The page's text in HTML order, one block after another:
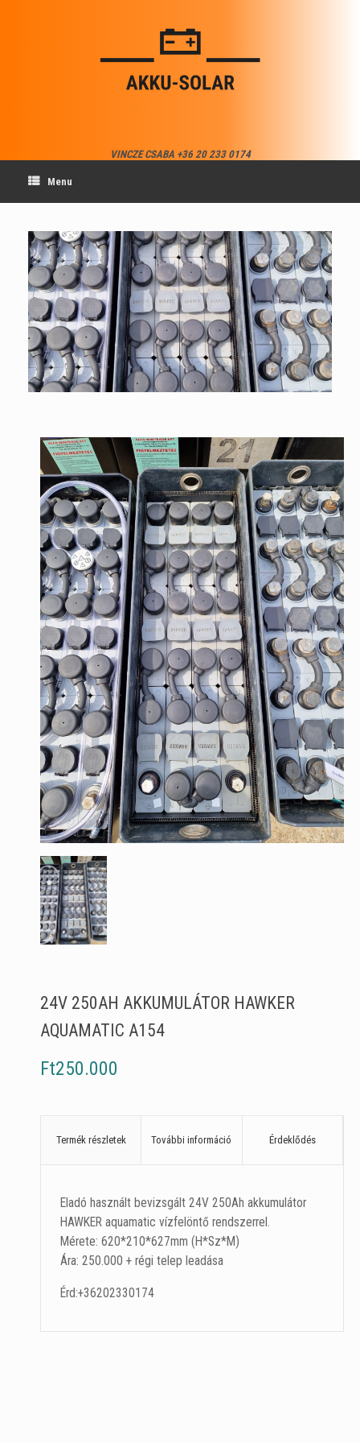
VINCZE CSABA +36 20 233 0174
Menu
24V 250AH AKKUMULÁTOR HAWKER
AQUAMATIC A154
Ft250.000
Termék részletek További információ Érdeklődés
Eladó használt bevizsgált 24V 250Ah akkumulátor
HAWKER aquamatic vízfelöntő rendszerrel.
Mérete: 620*210*627mm (H*Sz*M)
Ára: 250.000 + régi telep leadása
Érd:+36202330174